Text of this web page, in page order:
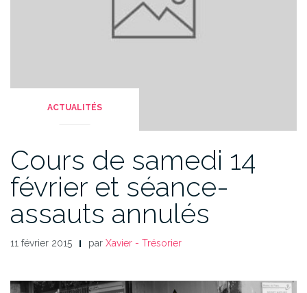
ACTUALITÉS
Cours de samedi 14
février et séance-
assauts annulés
11 février 2015 par Xavier - Trésorier